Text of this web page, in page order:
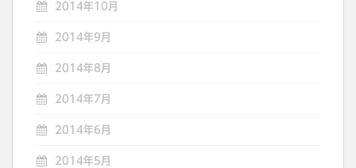
2014年10月
2014年9月
2014年8月
2014年7月
2014年6月
2014年5月